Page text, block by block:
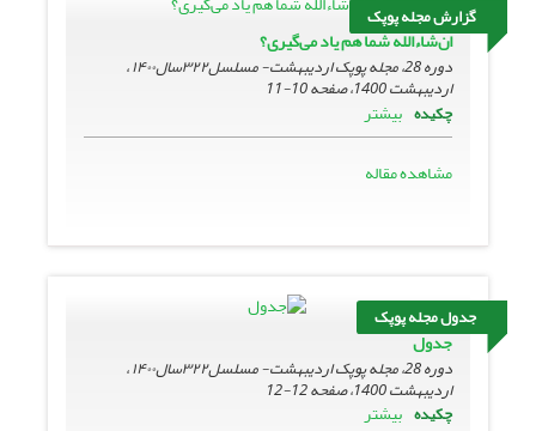
گزارش مجله پوپک
ان‌شاءالله شما هم یاد می‌گیری؟
دوره 28، مجله پوپک اردیبهشت- مسلسل۳۲۲سال۱۴۰۰ ،
اردیبهشت 1400، صفحه
10-11
چکیده بیشتر
مشاهده مقاله
جدول مجله پوپک
جدول
دوره 28، مجله پوپک اردیبهشت- مسلسل۳۲۲سال۱۴۰۰ ،
اردیبهشت 1400، صفحه
12-12
چکیده بیشتر